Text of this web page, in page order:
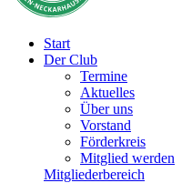
Start
Der Club
Termine
Aktuelles
Über uns
Vorstand
Förderkreis
Mitglied werden
Mitgliederbereich